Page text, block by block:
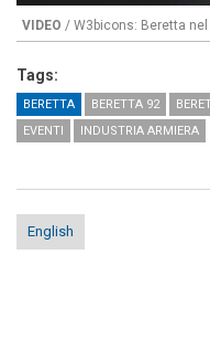
VIDEO / W3bicons: Beretta
Tags:
BERETTA BERETTA 92
EVENTI
INDUSTRIA ARMIERA
English